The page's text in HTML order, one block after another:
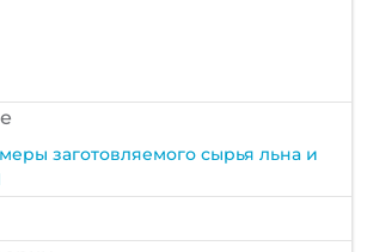
заготовляемого сырья льна и